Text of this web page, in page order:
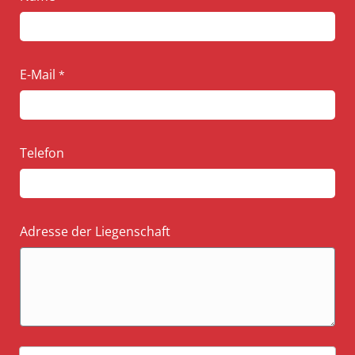
e
a
m
e
E-Mail *
Telefon
Adresse der Liegenschaft